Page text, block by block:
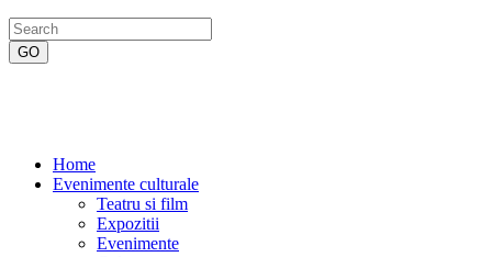
Home
Evenimente culturale
Teatru si film
Expozitii
Evenimente